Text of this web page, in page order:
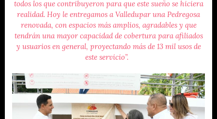
todos los que contribuyeron para que este sueño se hiciera
realidad. Hoy le entregamos a Valledupar una Pedregosa
renovada, con espacios más amplios, agradables y que
tendrán una mayor capacidad de cobertura para afiliados
y usuarios en general, proyectando más de 13 mil usos de
este servicio”.